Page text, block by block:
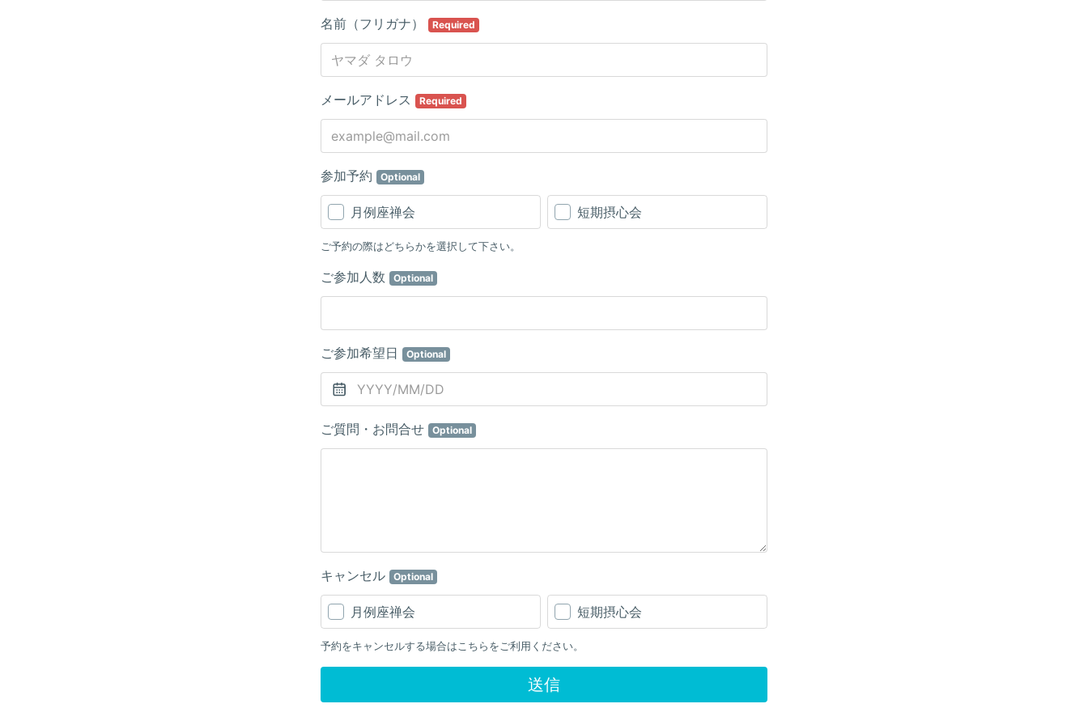
名前（フリガナ） Required
メールアドレス Required
参加予約 Optional
月例座禅会 短期摂心会
ご予約の際はどちらかを選択して下さい。
ご参加人数 Optional
ご参加希望日 Optional
ご質問・お問合せ Optional
キャンセル Optional
月例座禅会 短期摂心会
予約をキャンセルする場合はこちらをご利用ください。
送信